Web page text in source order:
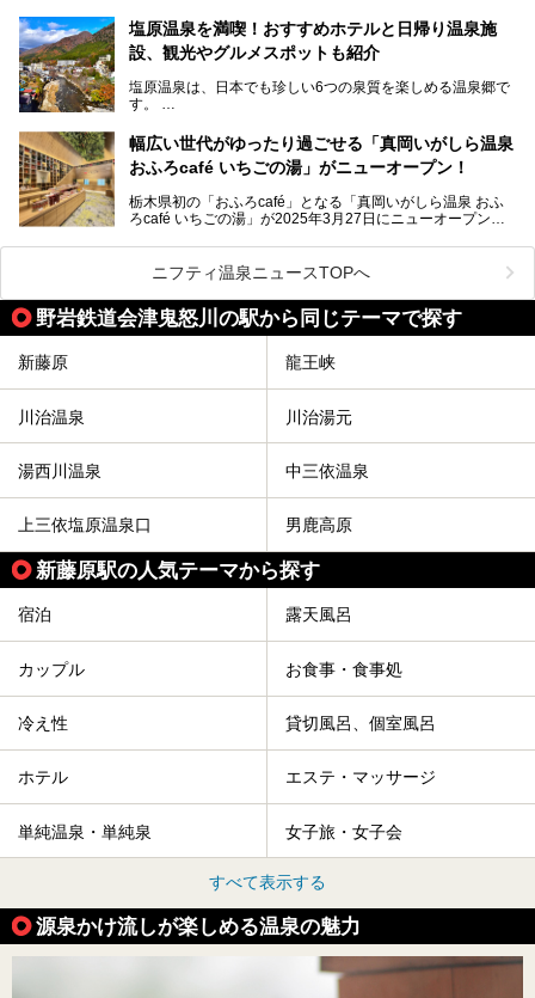
した。
那須湯本の温泉街から少し離れた静かな環境、一軒宿ゆえに
許される露天風呂からの絶景、日帰り入浴や素泊まりで気楽
た。
2名1室利用で1人あたり4,500円～と、思い立ったらすぐに
───
提供元：アイコニア・ホスピタリティ株式会社【PR】
この記事はほったらかしの宿 ゆうふり那須高雄温泉ロッジ
塩原温泉を満喫！おすすめホテルと日帰り温泉施
設、観光やグルメスポットも紹介
塩原温泉は、日本でも珍しい6つの泉質を楽しめる温泉郷で
す。
栃木県の北部にある箒川のほとりに11の温泉地が点在し、
古くから多くの人々から癒やしの場として愛されてきまし
た。
温泉に加えて、豊かな自然を感じられる観光スポットや、こ
こでしか味わえないご当地グルメなど、多彩な魅力がある北
この記事では、塩原温泉の概要や魅力とともに、おすすめの
宿泊施設と観光・グルメスポット、日帰り温泉を順に紹介し
ます。
塩原温泉で、いつもの温泉旅行とは一味違う旅行体験をして
みませんか。
幅広い世代がゆったり過ごせる「真岡いがしら温泉
おふろcafé いちごの湯」がニューオープン！
栃木県初の「おふろcafé」となる「真岡いがしら温泉 おふ
ろcafé いちごの湯」が2025年3月27日にニューオープンす
メインとなる天然温泉のお風呂をはじめ、リラックスエリア
やキッズエリア、カフェレストランなど、施設の隅々までチ
ェックしてきました！
ニフティ温泉ニュースTOPへ
野岩鉄道会津鬼怒川の駅から同じテーマで探す
新藤原 龍王峡
川治温泉 川治湯元
湯西川温泉 中三依温泉
上三依塩原温泉口 男鹿高原
新藤原駅の人気テーマから探す
宿泊 露天風呂
カップル お食事・食事処
冷え性 貸切風呂、個室風呂
ホテル エステ・マッサージ
単純温泉・単純泉 女子旅・女子会
すべて表示する
源泉かけ流しが楽しめる温泉の魅力